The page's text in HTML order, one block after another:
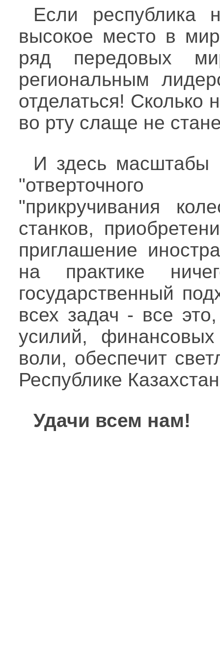
Если республика
высокое место в
ряд передовых
региональным
отделаться! Сколько
во рту слаще не
И здесь масштабы
"отверточного
"прикручивания
станков,
приглашение
на практике
государственный
всех задач - все
усилий,
воли, обеспечит
Республике
Удачи всем нам!